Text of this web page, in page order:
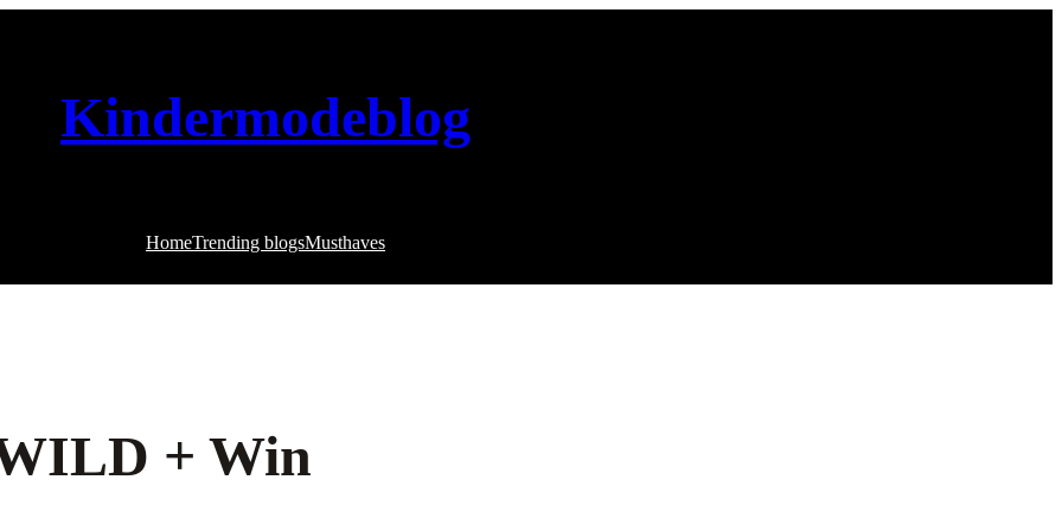
Kindermodeblog
HomeTrending blogsMusthaves
+ Win